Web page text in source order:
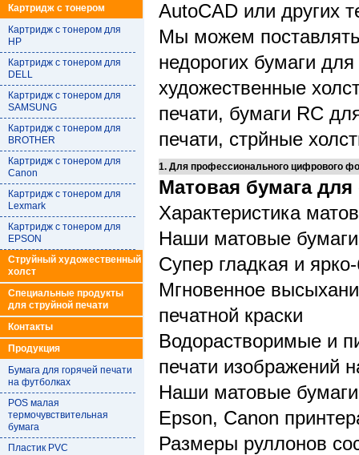
Картридж с тонером
Картридж с тонером для
HP
Картридж с тонером для
DELL
Картридж с тонером для
SAMSUNG
Картридж с тонером для
BROTHER
Картридж с тонером для
Canon
Картридж с тонером для
Lexmark
Картридж с тонером для
EPSON
Струйный художественный
холст
Специальные продукты
для струйной печати
Контакты
Продукция
Бумага для горячей печати
на футболках
POS малая
термочувствительная
бумага
Пластик PVC
AutoCAD или других
Мы можем
недорогих бумаги
художественные
печати, бумаги RC
печати, стрйные
1. Для профессионального цифрового
Матовая бумага для
Характеристика
Наши матовые бумаги
Супер гладкая и
Мгновенное
печатной краски
Водорастворимые и
печати изображений
Наши матовые бумаги
Epson, Canon
Размеры руллонов